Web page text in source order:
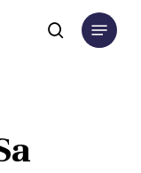
search
Menu